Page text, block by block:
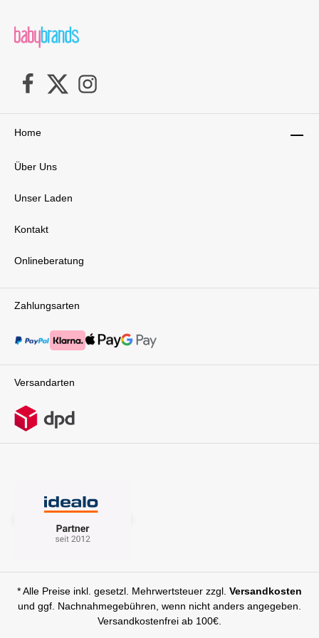
Zahlungsarten
Versandarten
Home
Über Uns
Unser Laden
Kontakt
Onlineberatung
* Alle Preise inkl. gesetzl. Mehrwertsteuer zzgl. Versandkosten
und ggf. Nachnahmegebühren, wenn nicht anders angegeben.
Versandkostenfrei ab 100€.